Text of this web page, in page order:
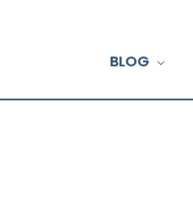
BLOG